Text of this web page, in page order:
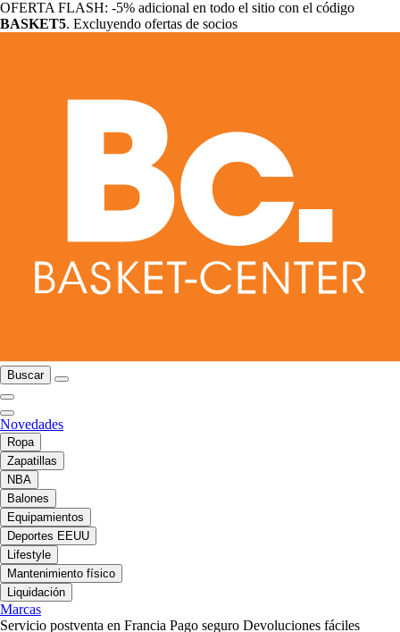
OFERTA FLASH: -5% adicional en todo el sitio con el código
BASKET5. Excluyendo ofertas de socios
Buscar
Novedades
Ropa
Zapatillas
NBA
Balones
Equipamientos
Deportes EEUU
Lifestyle
Mantenimiento físico
Liquidación
Marcas
Servicio postventa en Francia Pago seguro Devoluciones fáciles